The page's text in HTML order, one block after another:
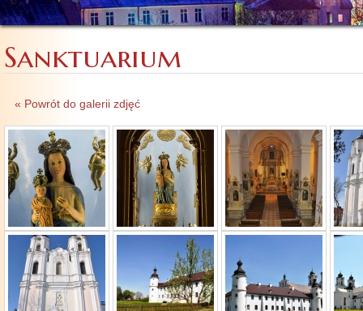
Sanktuarium
« Powrót do galerii zdjęć